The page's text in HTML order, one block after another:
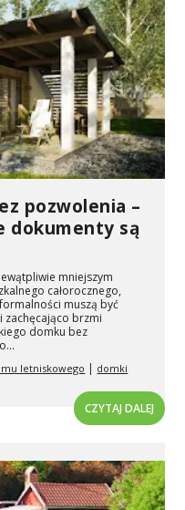
pozwolenia –
dokumenty są
mniejszym
całorocznego,
muszą być
zachęcająco brzmi
domku bez
letniskowego
domki
CZYTAJ DALEJ